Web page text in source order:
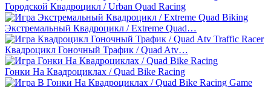
Городской Квадроцикл / Urban Quad Racing
Экстремальный Квадроцикл / Extreme Quad…
Квадроцикл Гоночный Трафик / Quad Atv…
Гонки На Квадроциклах / Quad Bike Racing